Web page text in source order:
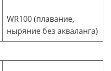
WR100 (плавание,
ныряние без акваланга)